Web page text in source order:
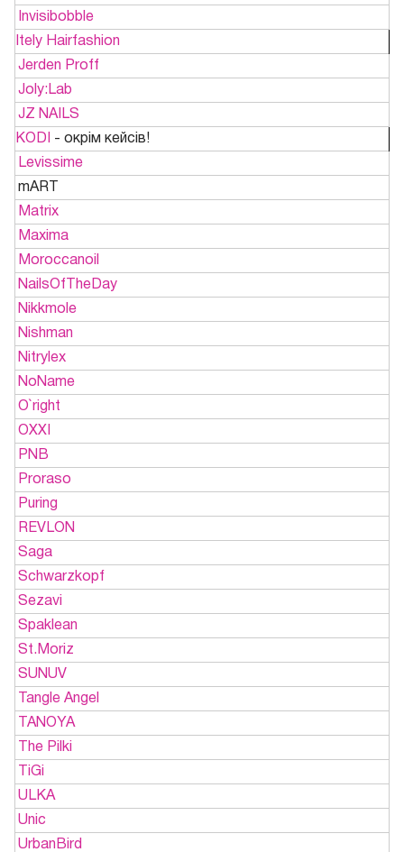
Invisibobble
Itely Hairfashion
Jerden Proff
Joly:Lab
JZ NAILS
KODI
- окрім кейсів!
Levissime
mART
Matrix
Maxima
Moroccanoil
NailsOfTheDay
Nikkmole
Nishman
Nitrylex
NoName
O`right
OXXI
PNB
Proraso
Puring
REVLON
Saga
Schwarzkopf
Sezavi
Spaklean
St.Moriz
SUNUV
Tangle Angel
TANOYA
The Pilki
TiGi
ULKA
Unic
UrbanBird